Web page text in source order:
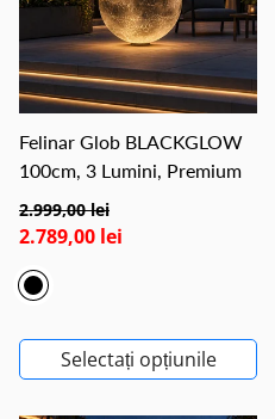
Felinar Glob BLACKGLOW
100cm, 3 Lumini, Premium
2.999,00 lei
2.789,00 lei
Selectați opțiunile